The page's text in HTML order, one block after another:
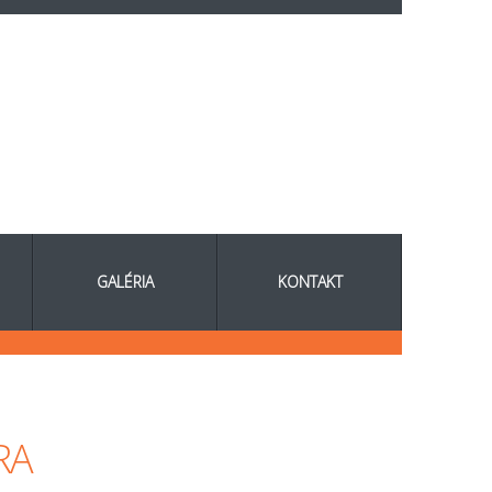
GALÉRIA KONTAKT